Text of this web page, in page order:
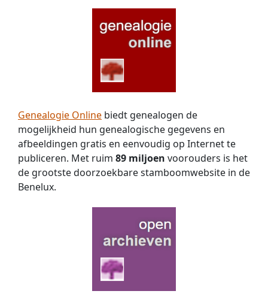
Genealogie Online biedt genealogen de
mogelijkheid hun genealogische gegevens en
afbeeldingen gratis en eenvoudig op Internet te
publiceren. Met ruim 89 miljoen voorouders is het
de grootste doorzoekbare stamboomwebsite in de
Benelux.